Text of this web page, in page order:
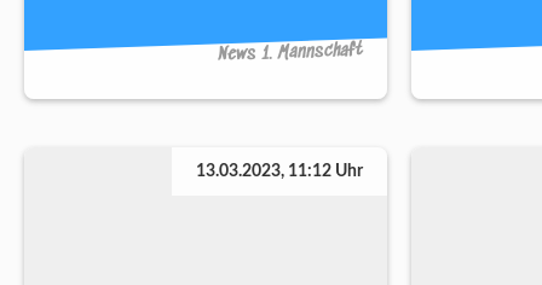
News 1. Mannschaft
13.03.2023, 11:12 Uhr